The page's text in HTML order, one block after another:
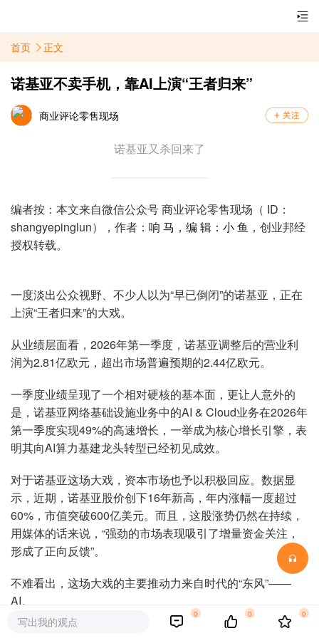
首页 正文
诺基亚不卖手机，靠AI上演“王者归来”
商业评论零售现场
诺基亚又杀回来了
编者按：本文来自微信公众号 商业评论零售现场（ ID：
shangyepinglun），作者： 响 马， 编 辑： 小 鱼 ，创业邦经
授权转载。
一度淡出公众视野、不少人以为“早已倒闭”的诺基亚，正在
上演“王者归来”的大戏。
从业绩层面看，2026年第一季度，诺基亚调整后的营业利
润为2.81亿欧元，超出市场普遍预期的2.44亿欧元。
一季度业绩呈现了一个相对硬核的基本面，更让人意外的
是，诺基亚网络基础设施业务中的AI & Cloud业务在2026年
第一季度实现49%的高速增长，一举成为核心增长引擎，表
明其向AI算力基建龙头转型已经初见成效。
对于诺基亚这场大戏，资本市场也予以积极回应。数据显
示，近期，诺基亚股价创下16年新高，年内涨幅一度超过
60%，市值突破600亿美元。而且，这股涨势仍然在持续，
用媒体的话来说，“强劲的市场表现吸引了增量资金关注，
形成了正向反馈”。
不难看出，这场大戏的主要推动力来自时代的“东风”——
AI。
写出我的观点
0 0 0